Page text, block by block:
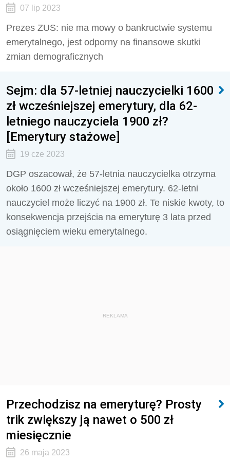
07 lip 2023
Prezes ZUS: nie ma mowy o bankructwie systemu
emerytalnego, jest odporny na finansowe skutki
zmian demograficznych
Sejm: dla 57-letniej nauczycielki 1600
zł wcześniejszej emerytury, dla 62-
letniego nauczyciela 1900 zł?
[Emerytury stażowe]
19 cze 2023
DGP oszacował, że 57-letnia nauczycielka otrzyma
około 1600 zł wcześniejszej emerytury. 62-letni
nauczyciel może liczyć na 1900 zł. Te niskie kwoty, to
konsekwencja przejścia na emeryturę 3 lata przed
osiągnięciem wieku emerytalnego.
REKLAMA
Przechodzisz na emeryturę? Prosty
trik zwiększy ją nawet o 500 zł
miesięcznie
26 maja 2023